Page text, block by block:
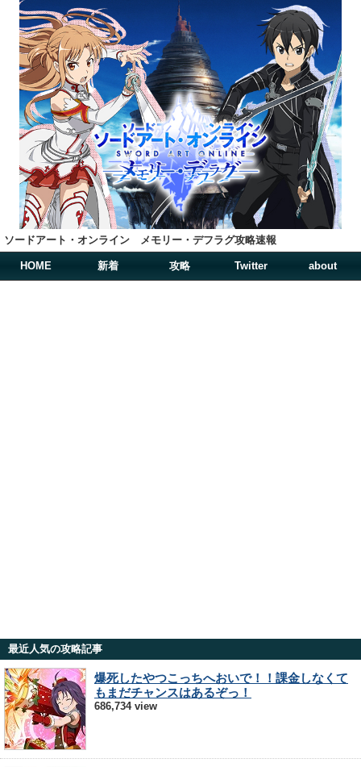
ソードアート・オンライン メモリー・デフラグ攻略速報
HOME 新着 攻略 Twitter about
最近人気の攻略記事
爆死したやつこっちへおいで！！課金しなくて
もまだチャンスはあるぞっ！
686,734 view